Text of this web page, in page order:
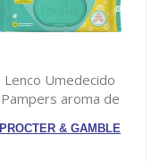
Lenco Umedecido
Pampers aroma de
PROCTER & GAMBLE